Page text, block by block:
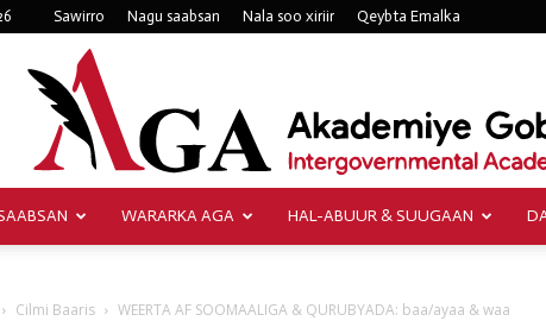
Sawirro Nagu saabsan Nala soo xiriir Qeybta Emalka
WARARKA AGA HAL-ABUUR & SUUGAAN
Cilmi Baaris WEERTA AF SOOMAALIGA & QURUBYADA: baa/ayaa & waa